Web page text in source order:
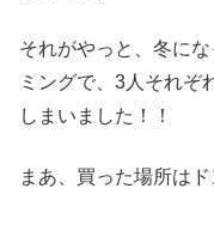
それがやっと、冬に
ミングで、3人それぞ
しまいました！！
まあ、買った場所は